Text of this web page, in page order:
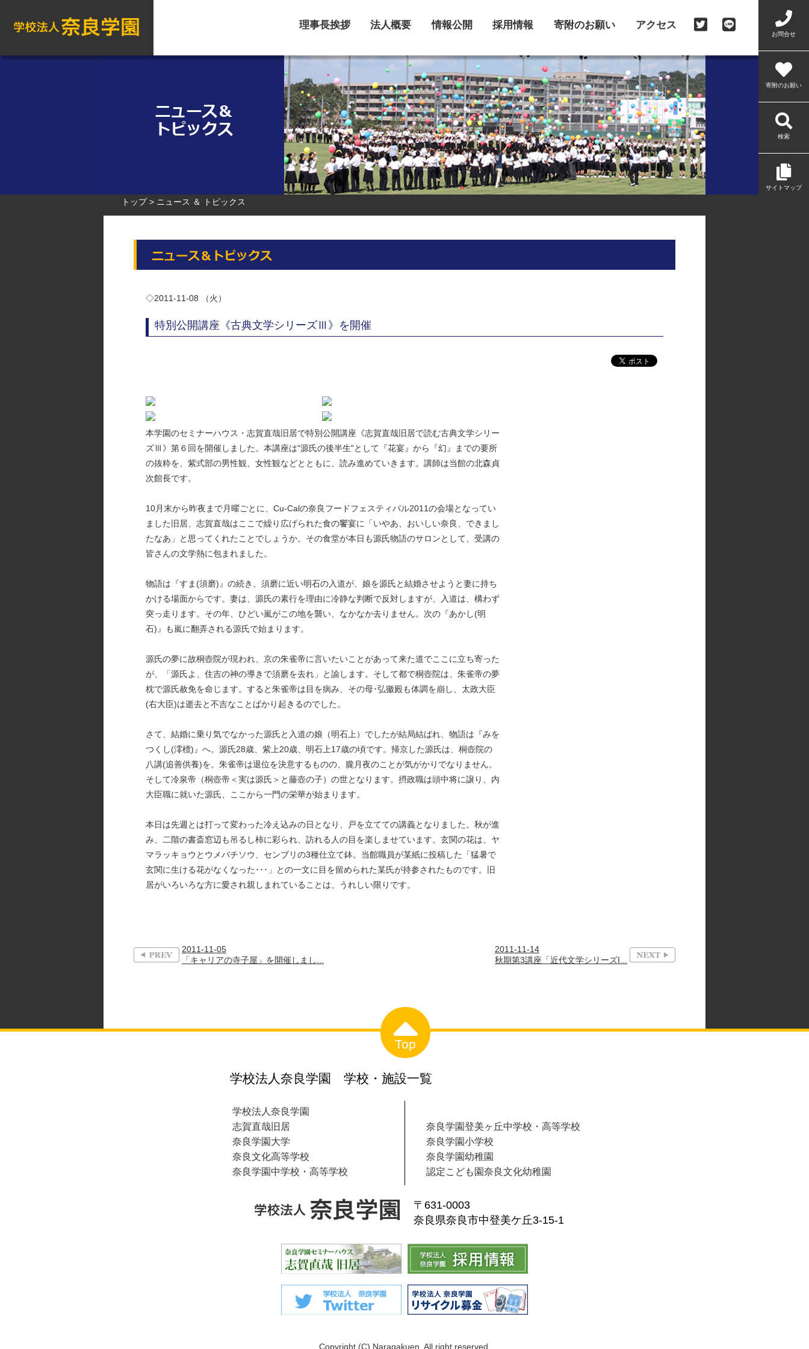
理事長挨拶 法人概要 情報公開 採用情報 寄附のお願い アクセス
お問合せ
寄附のお願い
検索
サイトマップ
トップ ニュース ＆ トピックス
◇2011-11-08 （火）
特別公開講座《古典文学シリーズⅢ》を開催
本学園のセミナーハウス・志賀直哉旧居で特別公開講座《志賀直哉旧居で読む古典文学シリー
ズⅢ》第６回を開催しました。本講座は"源氏の後半生"として『花宴』から『幻』までの要所
の抜粋を、紫式部の男性観、女性観などとともに、読み進めていきます。講師は当館の北森貞
次館長です。
10月末から昨夜まで月曜ごとに、Cu-Calの奈良フードフェスティバル2011の会場となってい
ました旧居、志賀直哉はここで繰り広げられた食の饗宴に「いやあ、おいしい奈良、できまし
たなあ」と思ってくれたことでしょうか。その食堂が本日も源氏物語のサロンとして、受講の
皆さんの文学熱に包まれました。
物語は『すま(須磨)』の続き、須磨に近い明石の入道が、娘を源氏と結婚させようと妻に持ち
かける場面からです。妻は、源氏の素行を理由に冷静な判断で反対しますが、入道は、構わず
突っ走ります。その年、ひどい嵐がこの地を襲い、なかなか去りません。次の『あかし(明
石)』も嵐に翻弄される源氏で始まります。
源氏の夢に故桐壺院が現われ、京の朱雀帝に言いたいことがあって来た道でここに立ち寄った
が、「源氏よ、住吉の神の導きで須磨を去れ」と諭します。そして都で桐壺院は、朱雀帝の夢
枕で源氏赦免を命じます。すると朱雀帝は目を病み、その母･弘徽殿も体調を崩し、太政大臣
(右大臣)は逝去と不吉なことばかり起きるのでした。
さて、結婚に乗り気でなかった源氏と入道の娘（明石上）でしたが結局結ばれ、物語は『みを
つくし(澪標)』へ。源氏28歳、紫上20歳、明石上17歳の頃です。帰京した源氏は、桐壺院の
八講(追善供養)を。朱雀帝は退位を決意するものの、朧月夜のことが気がかりでなりません。
そして冷泉帝（桐壺帝＜実は源氏＞と藤壺の子）の世となります。摂政職は頭中将に譲り、内
大臣職に就いた源氏、ここから一門の栄華が始まります。
本日は先週とは打って変わった冷え込みの日となり、戸を立てての講義となりました。秋が進
み、二階の書斎窓辺も吊るし柿に彩られ、訪れる人の目を楽しませています。玄関の花は、ヤ
マラッキョウとウメバチソウ、センブリの3種仕立て鉢。当館職員が某紙に投稿した「猛暑で
玄関に生ける花がなくなった･･･」との一文に目を留められた某氏が持参されたものです。旧
居がいろいろな方に愛され親しまれていることは、うれしい限りです。
2011-11-05
「キャリアの寺子屋」を開催しまし...
2011-11-14
秋期第3講座「近代文学シリーズI...
Top
学校法人奈良学園 学校・施設一覧
学校法人奈良学園
志賀直哉旧居
奈良学園大学
奈良文化高等学校
奈良学園中学校・高等学校
奈良学園登美ヶ丘中学校・高等学校
奈良学園小学校
奈良学園幼稚園
認定こども園奈良文化幼稚園
〒631-0003
奈良県奈良市中登美ケ丘3-15-1
Copyright (C) Naragakuen. All right reserved.